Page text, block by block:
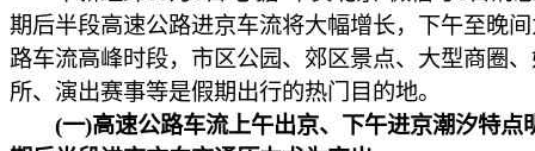
期后半段高速公路进京车流将大幅增长，下午至晚
路车流高峰时段，市区公园、郊区景点、大型商圈
所、演出赛事等是假期出行的热门目的地。
(一)高速公路车流上午出京、下午进京潮汐特点